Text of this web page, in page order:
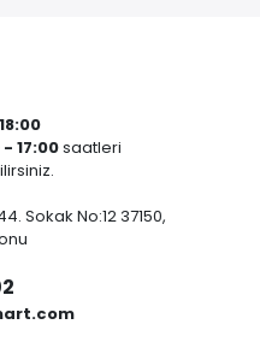
- 17:00saatleri
Sokak No:12 37150,